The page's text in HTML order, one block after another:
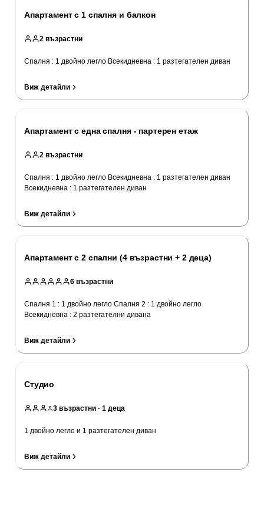
Апартамент с 1 спалня и балкон
2 възрастни
Спалня : 1 двойно легло Всекидневна : 1 разтегателен диван
Виж детайли
Апартамент с една спалня - партерен етаж
2 възрастни
Спалня : 1 двойно легло Всекидневна : 1 разтегателен диван
Всекидневна : 1 разтегателен диван
Виж детайли
Апартамент с 2 спални (4 възрастни + 2 деца)
6 възрастни
Спалня 1 : 1 двойно легло Спалня 2 : 1 двойно легло
Всекидневна : 2 разтегателни дивана
Виж детайли
Студио
3 възрастни · 1 деца
1 двойно легло и 1 разтегателен диван
Виж детайли